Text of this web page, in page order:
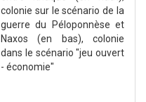
colonie sur le scénario de la
guerre du Péloponnèse et
Naxos (en bas), colonie
dans le scénario "jeu ouvert
- économie"